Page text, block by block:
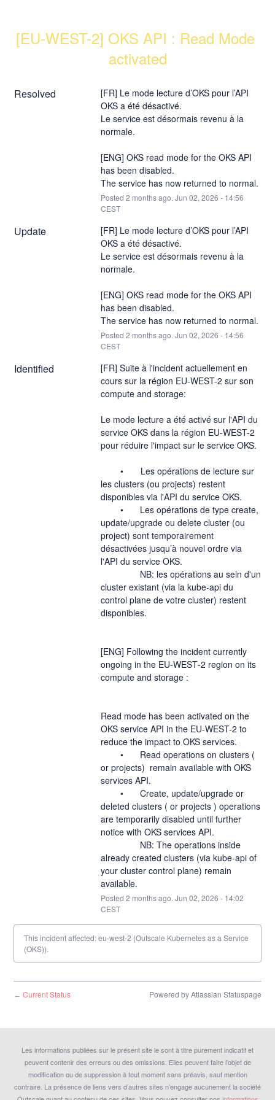
[EU-WEST-2] OKS API : Read Mode
activated
Resolved
[FR] Le mode lecture d’OKS pour l’API
OKS a été désactivé.
Le service est désormais revenu à la
normale.
[ENG] OKS read mode for the OKS API
has been disabled.
The service has now returned to normal.
Posted 2 months ago. Jun 02, 2026 - 14:56
CEST
Update
[FR] Le mode lecture d’OKS pour l’API
OKS a été désactivé.
Le service est désormais revenu à la
normale.
[ENG] OKS read mode for the OKS API
has been disabled.
The service has now returned to normal.
Posted 2 months ago. Jun 02, 2026 - 14:56
CEST
Identified
[FR] Suite à l'incident actuellement en
cours sur la région EU-WEST-2 sur son
compute and storage:
Le mode lecture a été activé sur l'API du
service OKS dans la région EU-WEST-2
pour réduire l'impact sur le service OKS.
les clusters (ou projects) restent
disponibles via l'API du service OKS.
update/upgrade ou delete cluster (ou
project) sont temporairement
désactivées jusqu’à nouvel ordre via
l'API du service OKS.
cluster existant (via la kube-api du
control plane de votre cluster) restent
disponibles.
[ENG] Following the incident currently
ongoing in the EU‑WEST‑2 region on its
compute and storage :
Read mode has been activated on the
OKS service API in the EU-WEST-2 to
reduce the impact to OKS services.
or projects)  remain available with OKS
services API.
deleted clusters ( or projects ) operations
are temporarily disabled until further
notice with OKS services API.
already created clusters (via kube-api of
your cluster control plane) remain
available.
Posted 2 months ago. Jun 02, 2026 - 14:02
CEST
This incident affected: eu-west-2 (Outscale Kubernetes as a Service
(OKS)).
← Current Status Powered by Atlassian Statuspage
Les informations publiées sur le présent site le sont à titre purement indicatif et
peuvent contenir des erreurs ou des omissions. Elles peuvent faire l’objet de
modification ou de suppression à tout moment sans préavis, sauf mention
contraire. La présence de liens vers d’autres sites n’engage aucunement la société